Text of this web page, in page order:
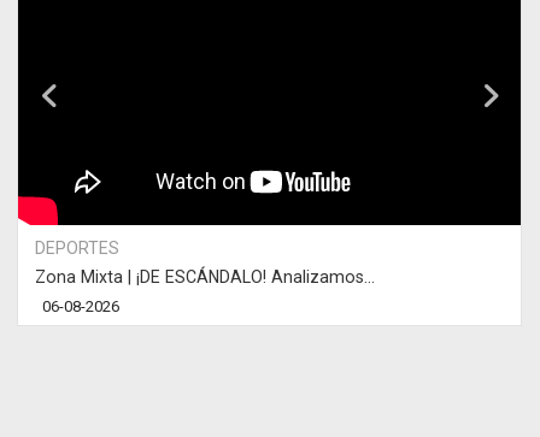
DEPORTES
Zona Mixta | ¡DE ESCÁNDALO! Analizamos...
06-08-2026